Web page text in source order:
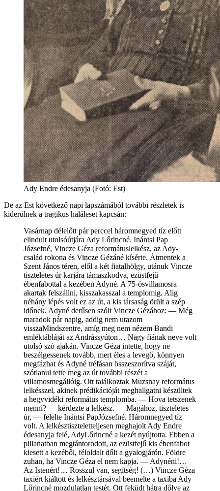
Ady Endre édesanyja (Fotó: Est)
De az Est következő napi lapszámából további részletek is
kiderülnek a tragikus haláleset kapcsán:
Vasárnap délelőtt pár perccel háromnegyed tíz előtt
elindult utolsóútjára Ady Lőrincné. Inántsi Pap
Józsefné, Vincze Géza reformátuslelkész, az Ady-
család rokona és Vincze Gézáné kísérte. Átmentek a
Szent János téren, elől a két fiatalhölgy, utánuk Vincze
tiszteletes úr karjára támaszkodva, ezüstfejű
ébenfabottal a kezében Adyné. A 75-ösvillamosra
akartak felszállni, kisszakasszal a templomig. Alig
néhány lépés volt ez az út, a kis társaság örült a szép
időnek. Adyné derűsen szólt Vincze Gézához: — Még
maradok pár napig, addig nem utazom
visszaMindszentre, amíg meg nem nézem Bandi
emléktábláját az Andrássyúton… Nagy fiának neve volt
utolsó szó ajakán. Vincze Géza intette, hogy ne
beszélgessenek tovább, mert éles a levegő, könnyen
megfázhat és Adyné tréfásan összeszorítva száját,
szótlanul tette meg az út további részét a
villamosmegállóig. Ott találkoztak Muzsnay református
lelkésszel, akinek prédikációját meghallgatni készültek
a hegyvidéki református templomba. — Hova tetszenek
menni? — kérdezte a lelkész. — Magához, tiszteletes
úr, — felelte Inántsi PapJózsefné. Háromnegyed tíz
volt. A lelkésztiszteletteljesen meghajolt Ady Endre
édesanyja felé, AdyLőrincné a kezét nyújtotta. Ebben a
pillanatban megtántorodott, az ezüstfejű kis ébenfabot
kiesett a kezéből, féloldalt dőlt a gyalogjárón. Földre
zuhan, ha Vincze Géza el nem kapja. — Adynéni!…
Az Istenért!… Rosszul van, segítség! (…) Vincze Géza
taxiért kiáltott és lelkésztársával beemelte a taxiba Ady
Lőrincné mozdulatlan testét. Ott feküdt hátra dőlve az